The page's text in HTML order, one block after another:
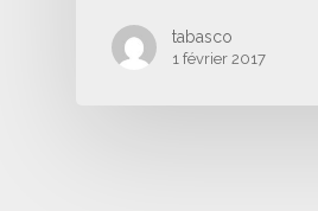
tabasco
1 février 2017